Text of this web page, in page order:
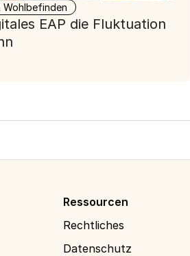
Wohlbefinden
EAP die Fluktuation
Ressourcen
Rechtliches
Datenschutz